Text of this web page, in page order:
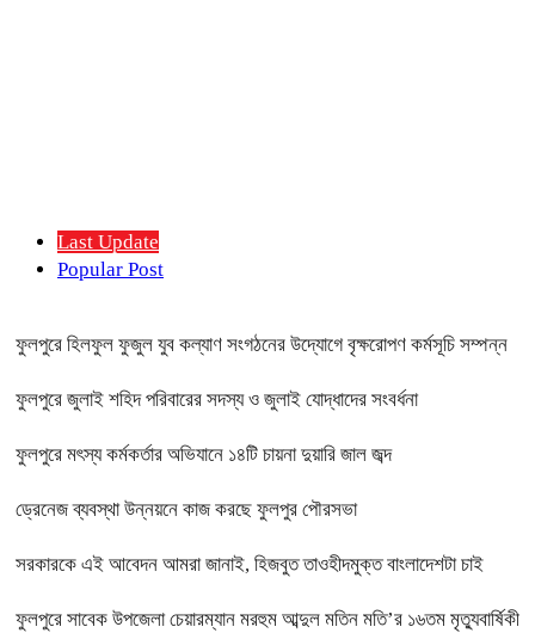
Last Update
Popular Post
ফুলপুরে হিলফুল ফুজুল যুব কল্যাণ সংগঠনের উদ্যোগে বৃক্ষরোপণ কর্মসূচি সম্পন্ন
ফুলপুরে জুলাই শহিদ পরিবারের সদস্য ও জুলাই যোদ্ধাদের সংবর্ধনা
ফুলপুরে মৎস্য কর্মকর্তার অভিযানে ১৪টি চায়না দুয়ারি জাল জব্দ
ড্রেনেজ ব্যবস্থা উন্নয়নে কাজ করছে ফুলপুর পৌরসভা
সরকারকে এই আবেদন আমরা জানাই, হিজবুত তাওহীদমুক্ত বাংলাদেশটা চাই
ফুলপুরে সাবেক উপজেলা চেয়ারম্যান মরহুম আব্দুল মতিন মতি’র ১৬তম মৃত্যুবার্ষিকী